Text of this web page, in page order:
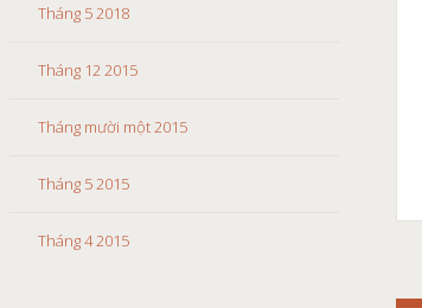
Tháng 5 2018
Tháng 12 2015
Tháng mười một 2015
Tháng 5 2015
Tháng 4 2015